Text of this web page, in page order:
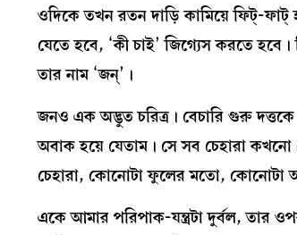
ওদিকে তখন রতন দাড়ি কামিয়ে ফিট্‌-
যেতে হবে, ‘কী চাই’ জিগ্যেস করতে
তার নাম ‘জন্‌’।
জনও এক অদ্ভুত চরিত্র। বেচারি গুরু
অবাক হয়ে যেতাম। সে সব চেহারা
চেহারা, কোনোটা ফুলের মতো, কোনোটা
একে আমার পরিপাক-যন্ত্রটা দুর্বল, তার